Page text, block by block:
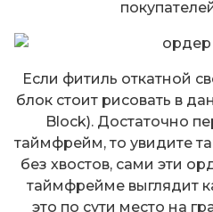
Если фитиль откатной
блок стоит рисовать в
Block). Достаточно
таймфрейм, то увидите
без хвостов, сами эти
таймфрейме выглядит
это по сути место на